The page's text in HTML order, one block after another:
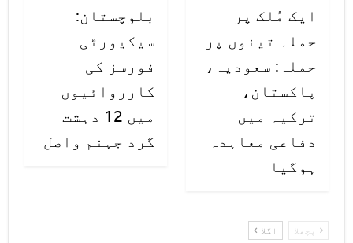
ایک مُلک پر
حملہ تینوں پر
حملہ: سعودیہ،
پاکستان،
ترکیہ میں
دفاعی معاہدہ
ہوگیا
بلوچستان:
سیکیورٹی
فورسز کی
کارروائیوں
میں 12 دہشت
گرد جہنم واصل
پچھلا اگلا